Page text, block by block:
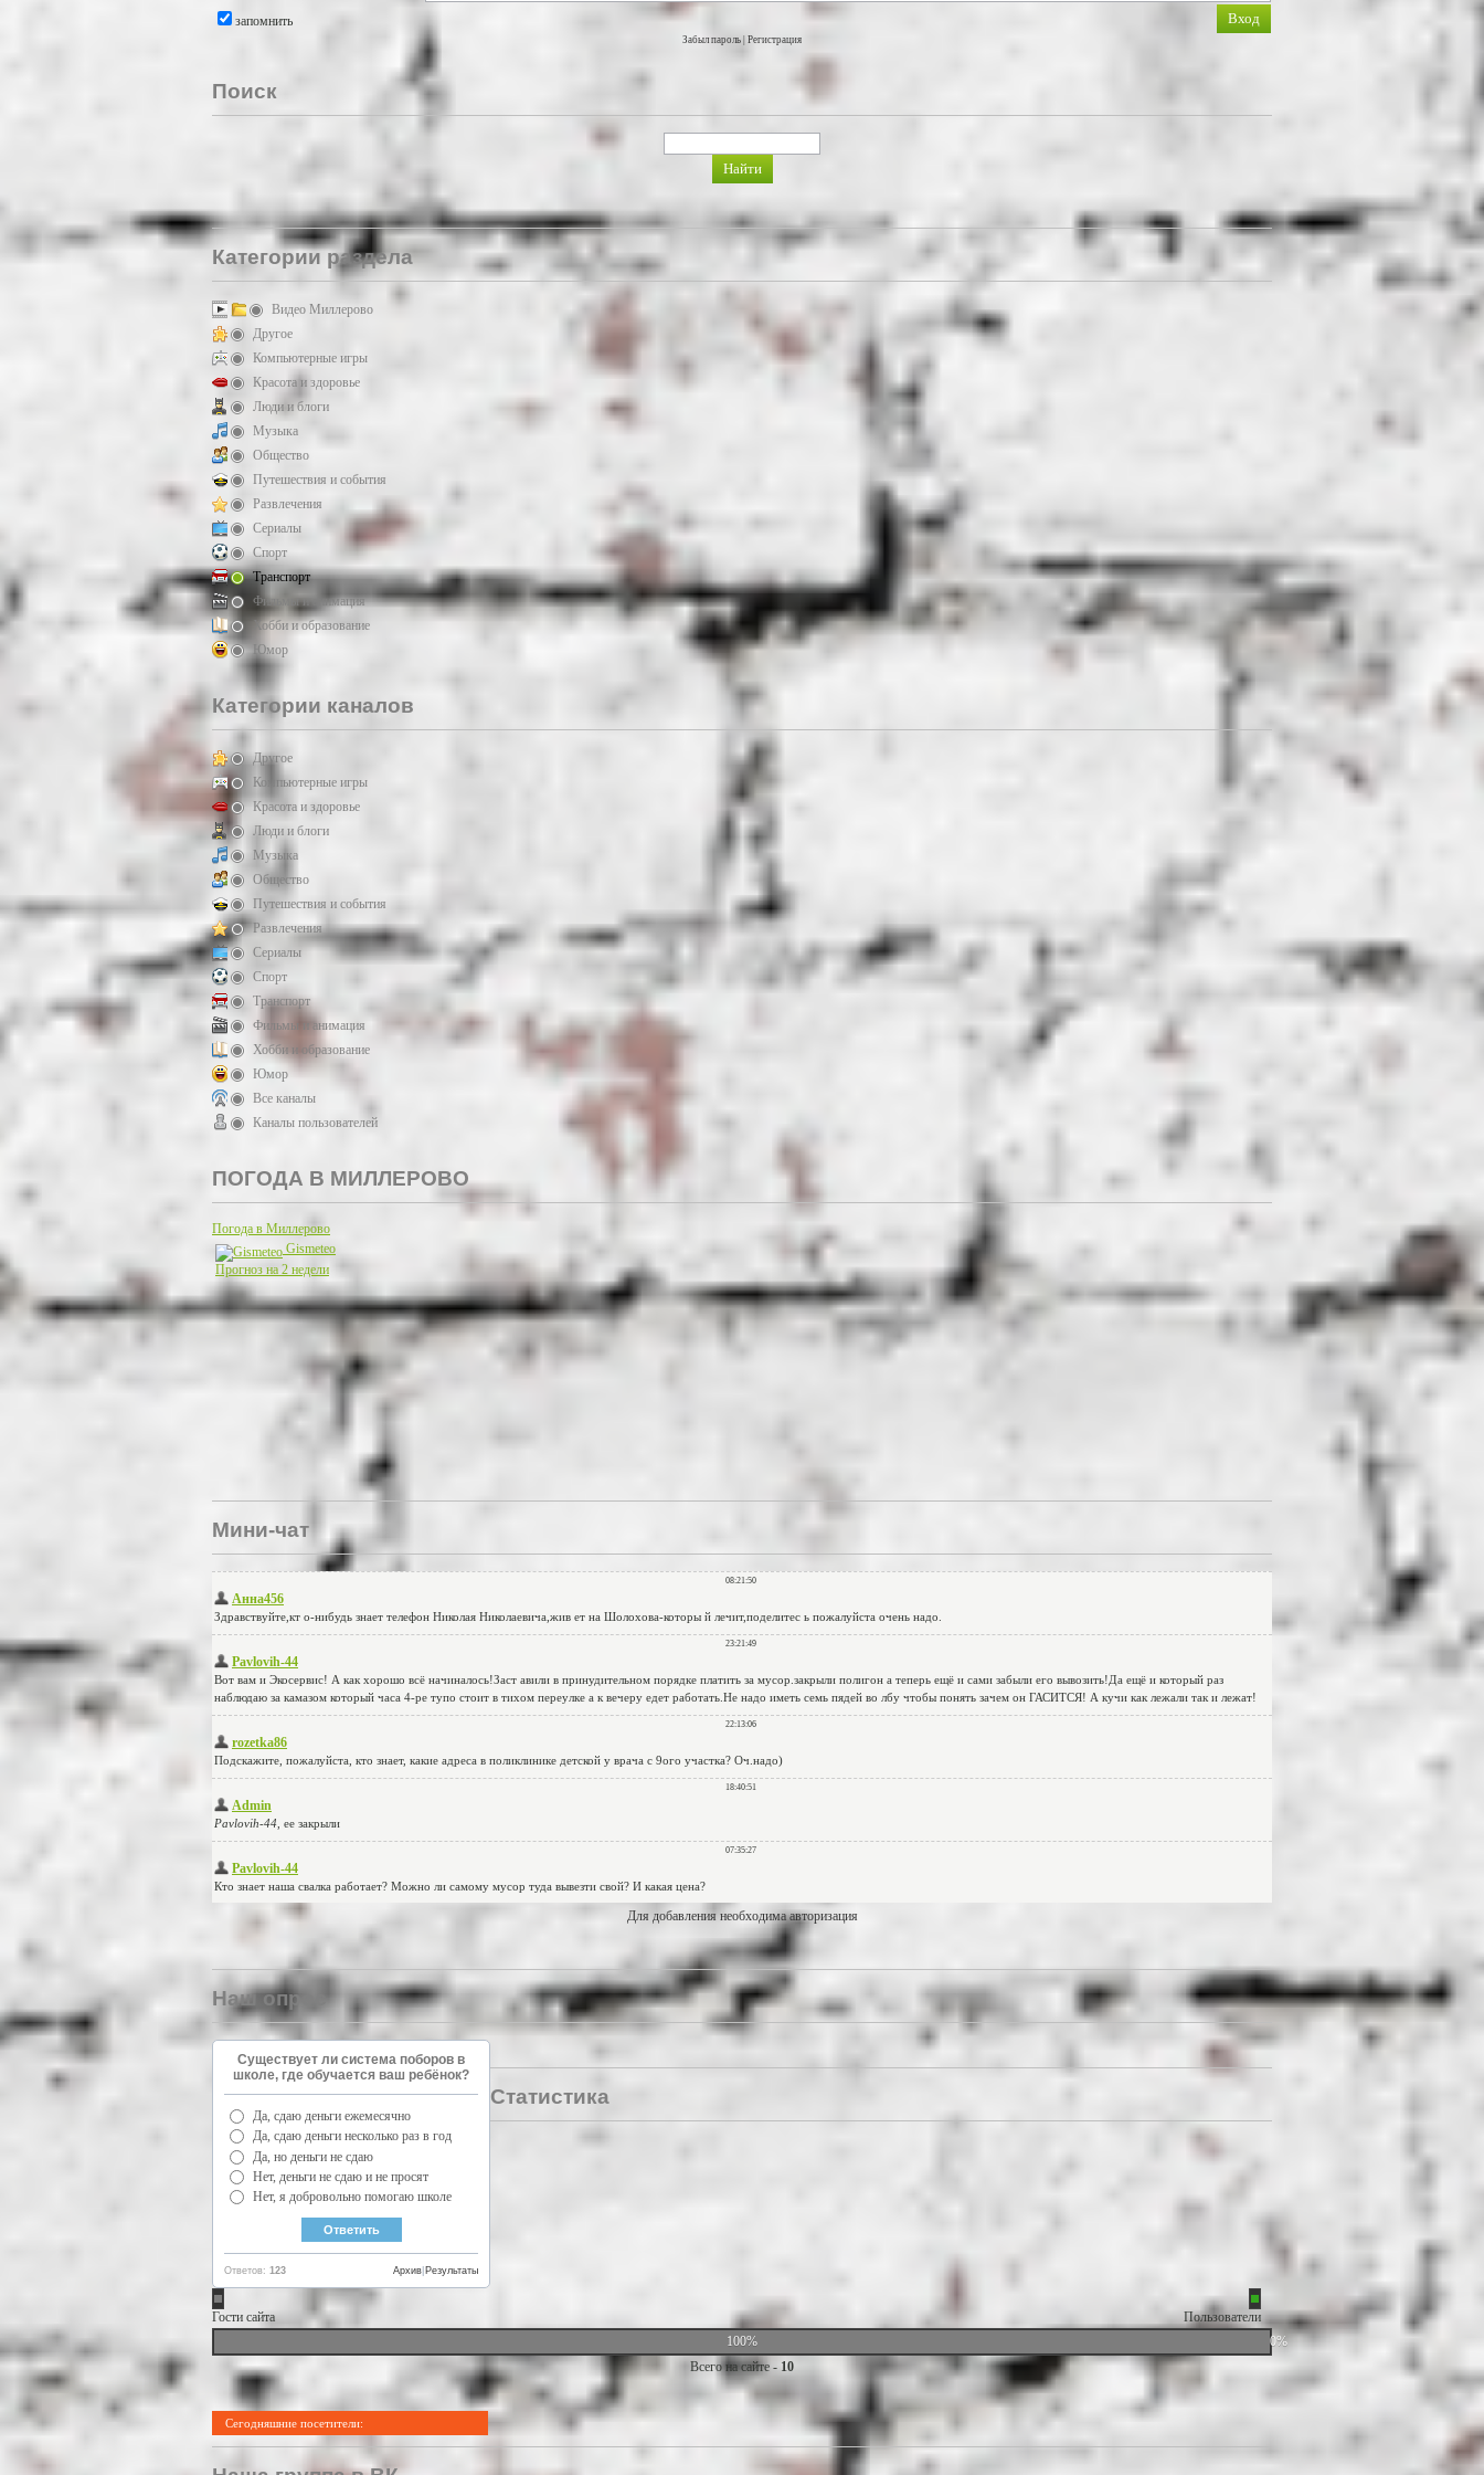
запомнить
Забыл пароль Регистрация
Поиск
Категории раздела
Видео Миллерово
Другое
Компьютерные игры
Красота и здоровье
Люди и блоги
Музыка
Общество
Путешествия и события
Развлечения
Сериалы
Спорт
Транспорт
Фильмы и анимация
Хобби и образование
Юмор
Категории каналов
Другое
Компьютерные игры
Красота и здоровье
Люди и блоги
Музыка
Общество
Путешествия и события
Развлечения
Сериалы
Спорт
Транспорт
Фильмы и анимация
Хобби и образование
Юмор
Все каналы
Каналы пользователей
ПОГОДА В МИЛЛЕРОВО
Погода в Миллерово
Gismeteo
Прогноз на 2 недели
Мини-чат
Для добавления необходима авторизация
Наш опрос
Существует ли система поборов в
школе, где обучается ваш ребёнок?
Да, сдаю деньги ежемесячно
Да, сдаю деньги несколько раз в год
Да, но деньги не сдаю
Нет, деньги не сдаю и не просят
Нет, я добровольно помогаю школе
Ответов: 123 Результаты
Архив
Статистика
Гости сайта
Пользователи
100%
0%
Всего на сайте - 10
Сегодняшние посетители: